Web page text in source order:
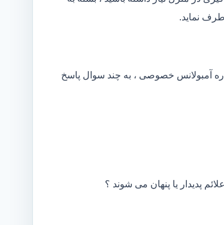
نماید.
آمبولانس خصوصی ، به چند سوال پاسخ
پدیدار یا پنهان می شوند ؟